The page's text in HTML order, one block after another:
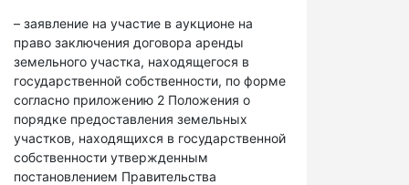
– заявление на участие в аукционе на
право заключения договора аренды
земельного участка, находящегося в
государственной собственности, по форме
согласно приложению 2 Положения о
порядке предоставления земельных
участков, находящихся в государственной
собственности утвержденным
постановлением Правительства